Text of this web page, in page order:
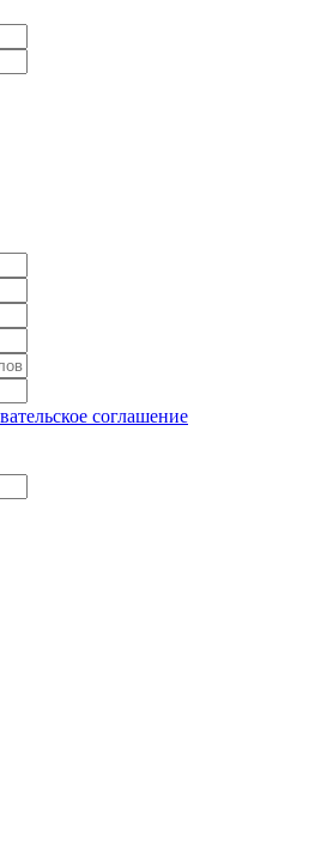
соглашение